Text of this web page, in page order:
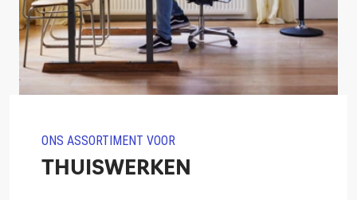
ONS ASSORTIMENT VOOR
THUISWERKEN